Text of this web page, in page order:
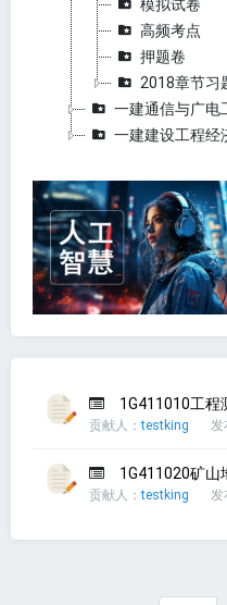
模拟试卷
高频考点
押题卷
2018章节习
一建通信与广电
一建建设工程经
1G411010工程
贡献人：testking 发
1G411020矿山
贡献人：testking 发